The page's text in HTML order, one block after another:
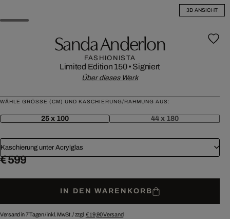
3D ANSICHT
Sanda Anderlon
FASHIONISTA
Limited Edition 150• Signiert
Über dieses Werk
WÄHLE GRÖSSE (CM) UND KASCHIERUNG/RAHMUNG AUS:
25 x 100 44 x 180
Kaschierung unter Acrylglas
€ 599
IN DEN WARENKORB
Versand in 7 Tagen /inkl. MwSt. / zzgl. € 19,90Versand